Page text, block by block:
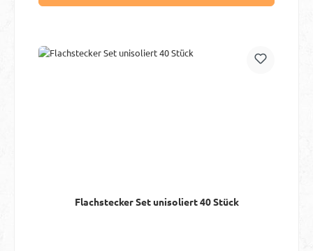
Flachstecker Set unisoliert 40 Stück